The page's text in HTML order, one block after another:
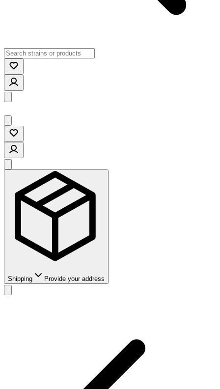
Shipping Provide your address